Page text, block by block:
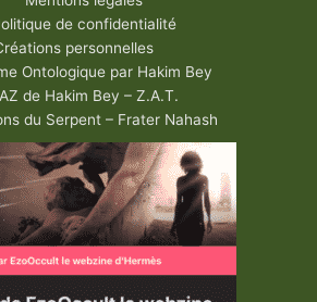
de confidentialité
personnelles
Ontologique par Hakim Bey
de Hakim Bey – Z.A.T.
du Serpent – Frater Nahash